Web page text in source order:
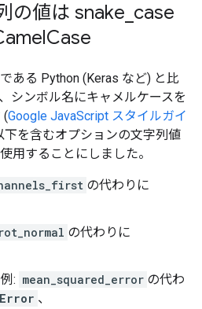
の値は snake case
Case
ある Python (Keras など) と比
シンボル名にキャメルケースを
(Google JavaScript スタイルガイ
を含むオプションの文字列値
用することにしました。
の代わりに
の代わりに
: mean_squared_error の代わ
、